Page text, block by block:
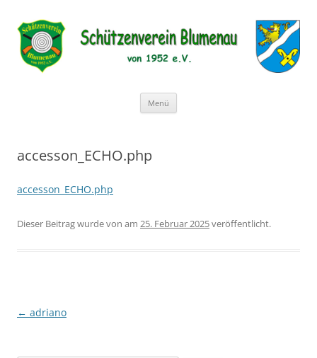
Schützenverein Blumenau von
1952 e.V.
Menü
accesson_ECHO.php
accesson_ECHO.php
Dieser Beitrag wurdevon am 25. Februar 2025veröffentlicht.
Beitragsnavigation
← adriano